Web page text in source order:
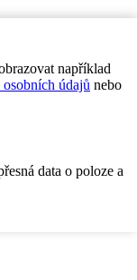
například
údajů nebo
data o poloze a